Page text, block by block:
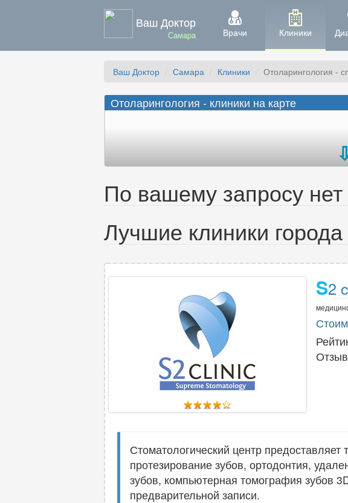
Ваш Доктор
Самара Врачи Клиники
Ваш Доктор Самара Клиники Отоларингология -
Отоларингология - клиники на карте
По вашему запросу
Лучшие клиники города
S2
Стоматологический центр предоставляет
протезирование зубов, ортодонтия,
зубов, компьютерная томография зубов
предварительной записи.